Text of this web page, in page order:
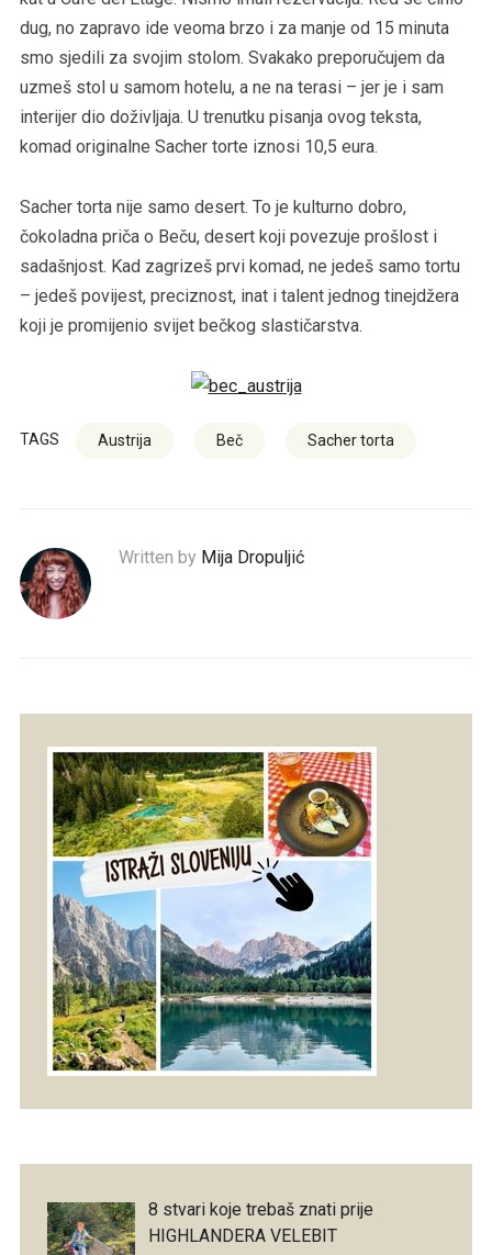
dug, no zapravo ide veoma brzo i za manje od 15 minuta
smo sjedili za svojim stolom. Svakako preporučujem da
uzmeš stol u samom hotelu, a ne na terasi – jer je i sam
interijer dio doživljaja. U trenutku pisanja ovog teksta,
komad originalne Sacher torte iznosi 10,5 eura.
Sacher torta nije samo desert. To je kulturno dobro,
čokoladna priča o Beču, desert koji povezuje prošlost i
sadašnjost. Kad zagrizeš prvi komad, ne jedeš samo tortu
– jedeš povijest, preciznost, inat i talent jednog tinejdžera
koji je promijenio svijet bečkog slastičarstva.
TAGS Austrija Beč Sacher torta
Written by Mija Dropuljić
8 stvari koje trebaš znati prije
HIGHLANDERA VELEBIT